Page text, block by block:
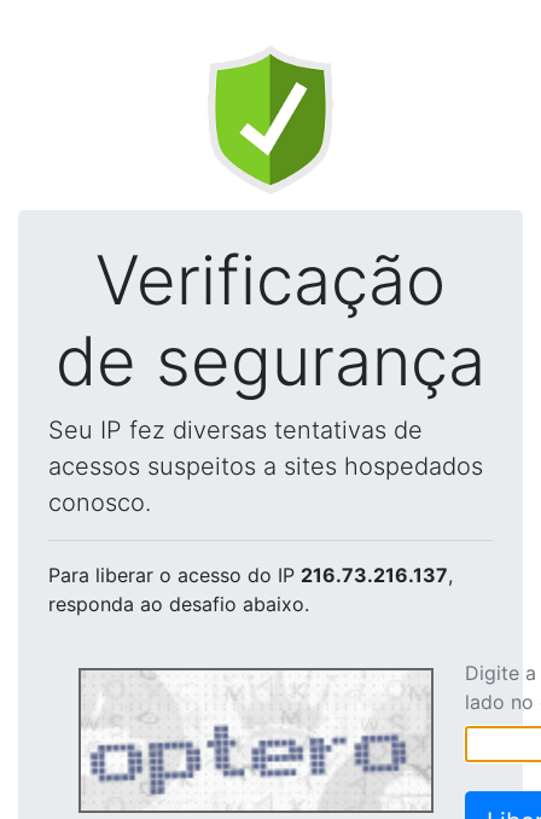
Verificação
de segurança
Seu IP fez diversas tentativas de
acessos suspeitos a sites hospedados
conosco.
Para liberar o acesso do IP 216.73.216.137,
responda ao desafio abaixo.
Digite
lado no